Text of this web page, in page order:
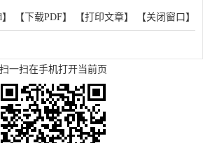
【下载PDF】 【打印文章】 【关闭窗口】
扫一扫在手机打开当前页